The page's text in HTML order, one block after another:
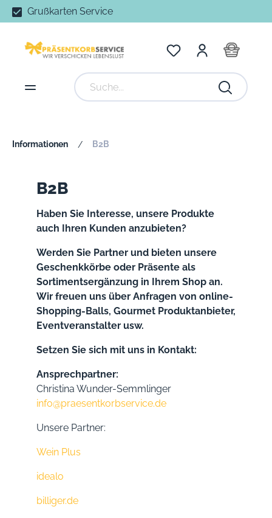
Grußkarten Service
Informationen / B2B
B2B
Haben Sie Interesse, unsere Produkte
auch Ihren Kunden anzubieten?
Werden Sie Partner und bieten unsere
Geschenkkörbe oder Präsente als
Sortimentsergänzung in Ihrem Shop an.
Wir freuen uns über Anfragen von online-
Shopping-Balls, Gourmet Produktanbieter,
Eventveranstalter usw.
Setzen Sie sich mit uns in Kontakt:
Ansprechpartner:
Christina Wunder-Semmlinger
info@praesentkorbservice.de
Unsere Partner:
Wein Plus
idealo
billiger.de